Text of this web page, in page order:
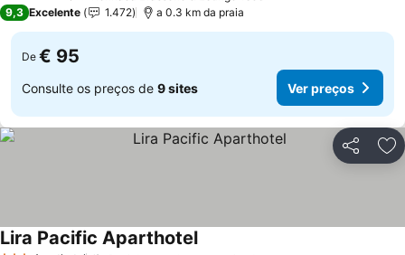
9,3 Excelente 1.472 a 0.3 km da praia
De € 95
Consulte os preços de 9 sites Ver preços
Partilhar
Lira Pacific AparthotelVer preços